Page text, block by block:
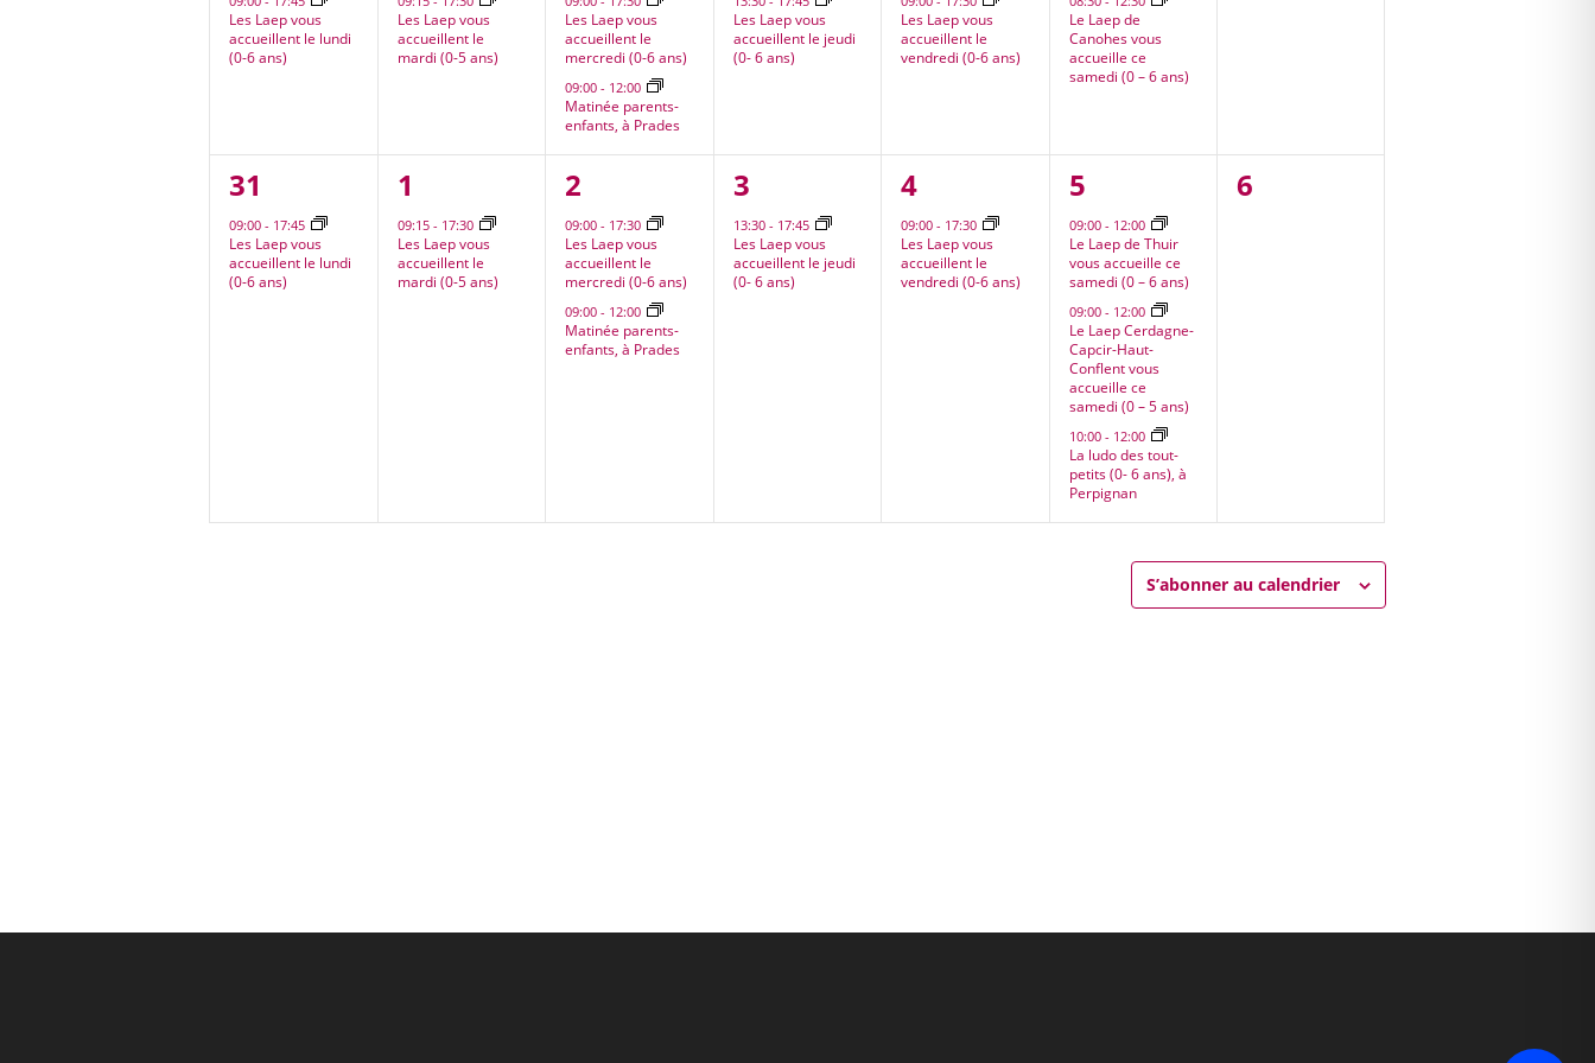
Les Laep vous
accueillent le lundi
(0-6 ans)
Les Laep vous
accueillent le
mardi (0-5 ans)
Les Laep vous
accueillent le
mercredi (0-6 ans)
09:00- 12:00
Matinée parents-
enfants, à Prades
Les Laep vous
accueillent le jeudi
(0- 6 ans)
Les Laep vous
accueillent le
vendredi (0-6 ans)
Le Laep de
Canohes vous
accueille ce
samedi (0 – 6 ans)
1
évènement,
31
09:00- 17:45
Les Laep vous
accueillent le lundi
(0-6 ans)
1
évènement,
1
09:15 - 17:30
Les Laep vous
accueillent le
mardi (0-5 ans)
2
évènements,
2
09:00- 17:30
Les Laep vous
accueillent le
mercredi (0-6 ans)
09:00- 12:00
Matinée parents-
enfants, à Prades
1
évènement,
3
13:30 - 17:45
Les Laep vous
accueillent le jeudi
(0- 6 ans)
1
évènement,
4
09:00- 17:30
Les Laep vous
accueillent le
vendredi (0-6 ans)
3
évènements,
5
09:00 - 12:00
Le Laep de Thuir
vous accueille ce
samedi (0 – 6 ans)
09:00 - 12:00
Le Laep Cerdagne-
Capcir-Haut-
Conflent vous
accueille ce
samedi (0 – 5 ans)
10:00 - 12:00
La ludo des tout-
petits (0- 6 ans), à
Perpignan
0
6
S’abonner au calendrier